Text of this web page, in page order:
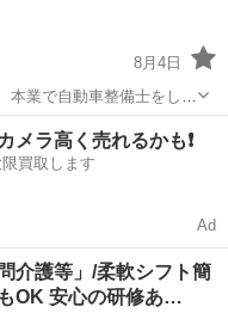
8月4日
業で自動車整備士をして
ましたら1度お問い合わ
きます！ どんな内容でも
助けたい
メラ高く売れるかも❗️
買取します
Ad
介護等」/柔軟シフト簡
OK 安心の研修あ…